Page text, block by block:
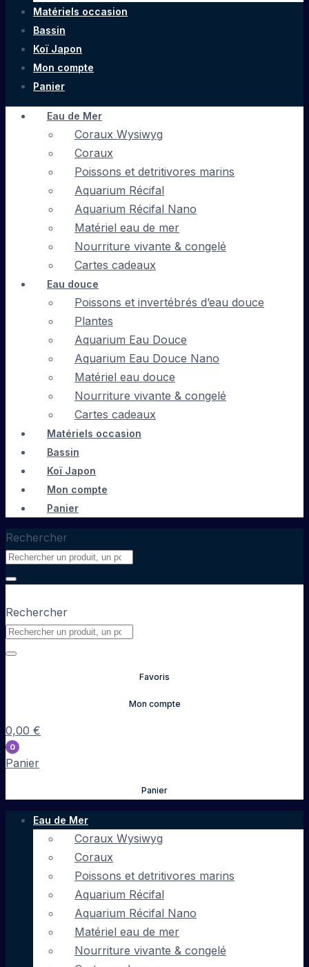
Matériels occasion
Bassin
Koï Japon
Mon compte
Panier
Eau de Mer
Coraux Wysiwyg
Coraux
Poissons et detritivores marins
Aquarium Récifal
Aquarium Récifal Nano
Matériel eau de mer
Nourriture vivante & congelé
Cartes cadeaux
Eau douce
Poissons et invertébrés d’eau douce
Plantes
Aquarium Eau Douce
Aquarium Eau Douce Nano
Matériel eau douce
Nourriture vivante & congelé
Cartes cadeaux
Matériels occasion
Bassin
Koï Japon
Mon compte
Panier
Rechercher
Rechercher
Favoris
Mon compte
0,00 €
0
Panier
Panier
Eau de Mer
Coraux Wysiwyg
Coraux
Poissons et detritivores marins
Aquarium Récifal
Aquarium Récifal Nano
Matériel eau de mer
Nourriture vivante & congelé